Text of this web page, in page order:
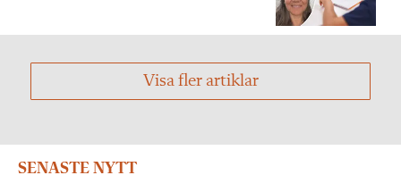
Visa fler artiklar
SENASTE NYTT